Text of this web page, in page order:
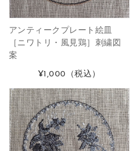
アンティークプレート絵皿
［ニワトリ・風見鶏］刺繍図
案
¥1,000 （税込）